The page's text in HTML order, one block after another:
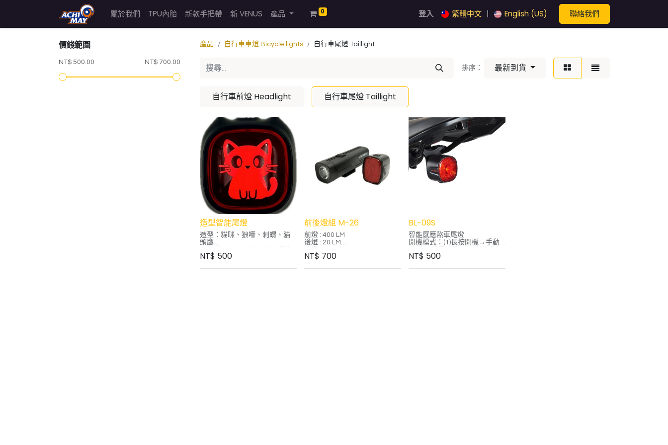
關於我們 TPU內胎 新款手把帶 新 VENUS 產品 0 登入 繁體中文 English (US) 聯絡我們
價錢範圍
NT$ 500.00 NT$ 700.00
產品 自行車車燈 Bicycle lights 自行車尾燈 Taillight
排序： 最新到貨
自行車前燈 Headlight 自行車尾燈 Taillight
造型智能尾燈
造型：貓咪、狼嚎、刺蝟、貓
頭鷹
模式 (2)雙擊開機→智能模式
NT$ 500
前後燈組 M-26
前燈 : 400 LM
後燈 : 20 LM
NT$ 700
BL-09S
智能感應煞車尾燈
開機模式：(1)長按開機→手動
尺寸：33*30*33mm
NT$ 500